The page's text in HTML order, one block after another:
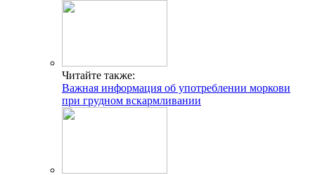
Читайте также:
Важная информация об употреблении моркови
при грудном вскармливании